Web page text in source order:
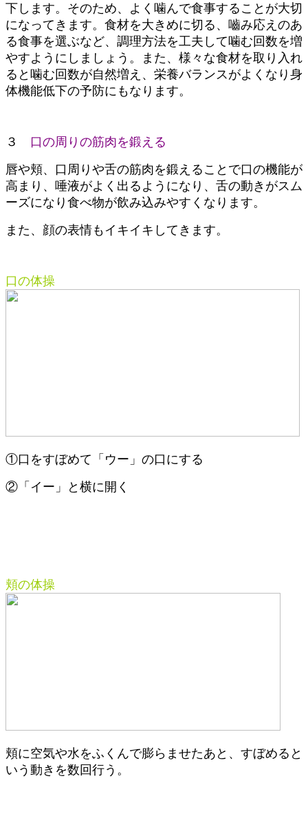
下します。そのため、よく噛んで食事することが大切
になってきます。食材を大きめに切る、嚙み応えのあ
る食事を選ぶなど、調理方法を工夫して噛む回数を増
やすようにしましょう。また、様々な食材を取り入れ
ると噛む回数が自然増え、栄養バランスがよくなり身
体機能低下の予防にもなります。
３ 口の周りの筋肉を鍛える
唇や頬、口周りや舌の筋肉を鍛えることで口の機能が
高まり、唾液がよく出るようになり、舌の動きがスム
ーズになり食べ物が飲み込みやすくなります。
また、顔の表情もイキイキしてきます。
口の体操
①口をすぼめて「ウー」の口にする
②「イー」と横に開く
頬の体操
頬に空気や水をふくんで膨らませたあと、すぼめると
いう動きを数回行う。